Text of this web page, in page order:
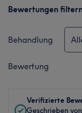
Bewertungen
Behandlung
Bewertung
Verifizierte
Geschrieben